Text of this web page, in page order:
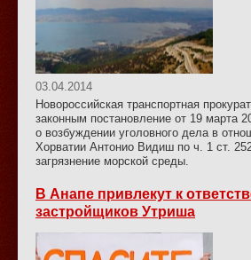
03.04.2014
Новороссийская транспортная
законным постановление от 19 марта
о возбуждении уголовного дела в
Хорватии Антонио Видиш по ч. 1 ст.
загрязнение морской среды.
В Анапе привлекут к
застройщиков Утриша